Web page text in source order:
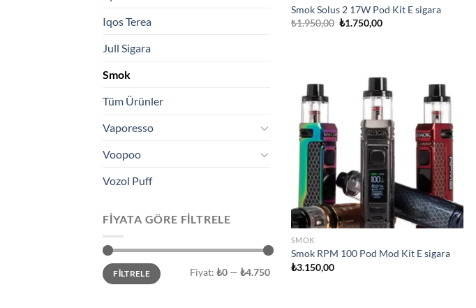
Iqos Terea
Jull Sigara
Smok
Tüm Ürünler
Vaporesso
Voopoo
Vozol Puff
FIYATA GÖRE FILTRELE
En
düşük
fiyat
En
yüksek
fiyat
FILTRELE Fiyat: ₺0 — ₺4.750
Smok Solus 2 17W Pod Kit E sigara
₺1.950,00 Orijinal
₺1.750,00Şu
Add to
wishlist
SMOK
Smok RPM 100 Pod Mod Kit E sigara
₺3.150,00